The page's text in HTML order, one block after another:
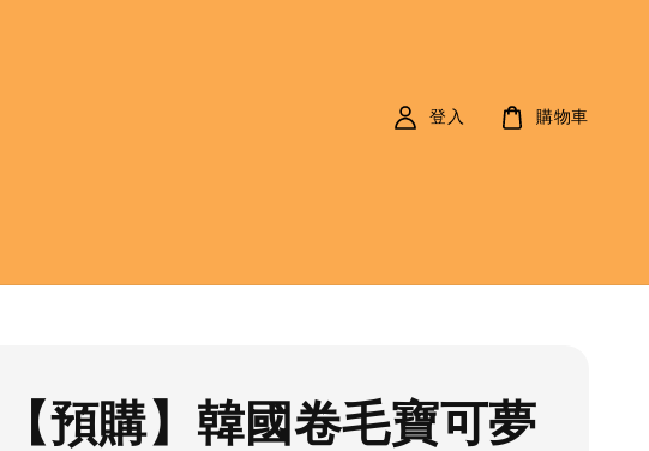
登入 購物車
【預購】韓國卷毛寶可夢